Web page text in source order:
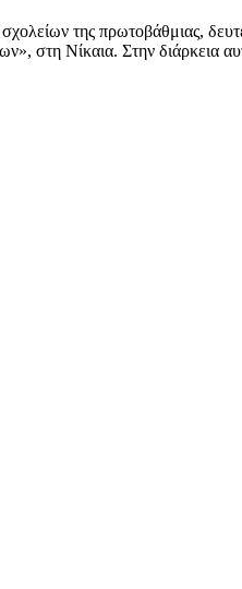
της πρωτοβάθμιας,
στη Νίκαια. Στην διάρκεια